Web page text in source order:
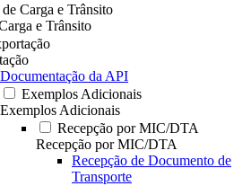
Carga e Trânsito
e Trânsito
Documentação da API
Exemplos Adicionais
Exemplos Adicionais
Recepção por MIC/DTA
Recepção por MIC/DTA
Recepção de Documento de
Transporte